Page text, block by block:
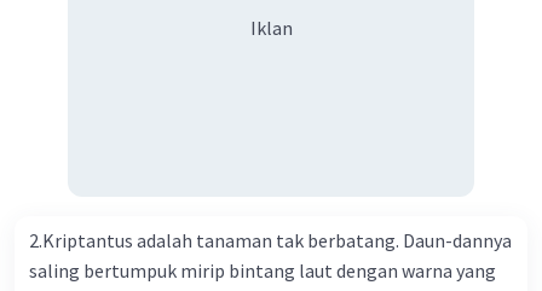
ilmuwan bekerja dalam kecepatan penuh untuk
bersama sejumlah perusahaan biotek dan vaksin.
Beberapa waktu lalu, Kepala Laboratorium Identifikasi
Iklan
2.Kriptantus adalah tanaman tak berbatang. Daun-dannya
saling bertumpuk mirip bintang laut dengan warna yang